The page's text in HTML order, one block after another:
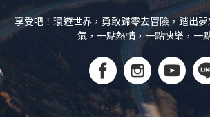
享受吧！環遊世界，勇敢歸零去冒險，踏出
氣，一點熱情，一點快樂，一